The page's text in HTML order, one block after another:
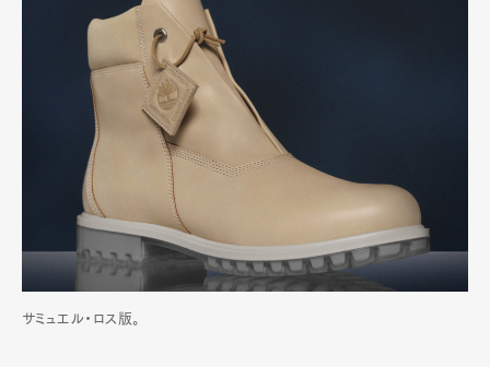
サミュエル・ロス版。